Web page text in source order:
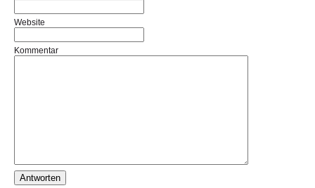
Website
Kommentar